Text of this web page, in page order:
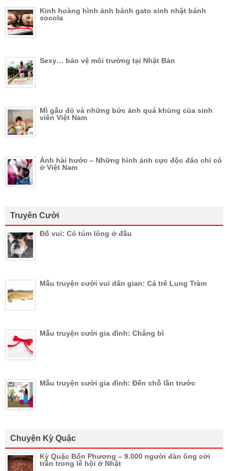
Kinh hoàng hình ảnh bánh gato sinh nhật bánh
socola
Sexy… bảo vệ môi trường tại Nhật Bản
Mì gấu đỏ và những bức ảnh quá khủng của sinh
viên Việt Nam
Ảnh hài hước – Những hình ảnh cực độc đáo chỉ có
ở Việt Nam
Truyên Cười
Đố vui: Có túm lông ở đầu
Mẫu truyện cười vui dân gian: Cá trê Lung Tràm
Mẫu truyện cười gia đình: Chẳng bì
Mẫu truyện cười gia đình: Đến chỗ lần trước
Chuyện Kỳ Quặc
Kỳ Quặc Bốn Phương – 9.000 người đàn ông cởi
trần trong lễ hội ở Nhật